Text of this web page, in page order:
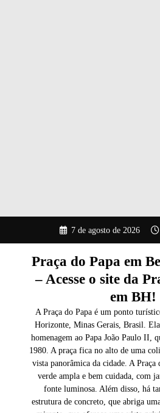
o
7 de agosto de 2026
Praça do Papa em
– Acesse o site da
em BH!
A Praça do Papa é um ponto
Horizonte, Minas Gerais, Brasil. Ela
homenagem ao Papa João Paulo II,
1980. A praça fica no alto de uma
vista panorâmica da cidade. A Praça
verde ampla e bem cuidada, com
fonte luminosa. Além disso, há
estrutura de concreto, que abriga